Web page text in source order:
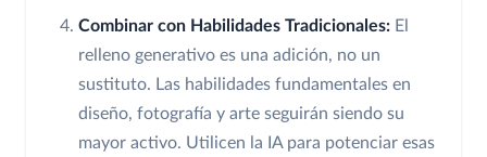
Combinar con Habilidades Tradicionales: El
relleno generativo es una adición, no un
sustituto. Las habilidades fundamentales en
diseño, fotografía y arte seguirán siendo su
mayor activo. Utilicen la IA para potenciar esas